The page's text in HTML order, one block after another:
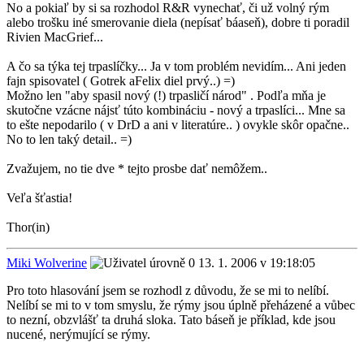
No a pokiaľ by si sa rozhodol R&R vynechať, či už volný rým
alebo trošku iné smerovanie diela (nepísať báaseň), dobre ti poradil
Rivien MacGrief...
A čo sa týka tej trpaslíčky... Ja v tom problém nevidím... Ani jeden
fajn spisovatel ( Gotrek aFelix diel prvý..) =)
Možno len "aby spasil nový (!) trpasličí národ" . Podľa mňa je
skutočne vzácne nájsť túto kombináciu - nový a trpaslíci... Mne sa
to ešte nepodarilo ( v DrD a ani v literatúre.. ) ovykle skôr opačne..
No to len taký detail.. =)
Zvažujem, no tie dve * tejto prosbe dať nemôžem..
Veľa šťastia!
Thor(in)
Miki Wolverine
13. 1. 2006 v 19:18:05
Pro toto hlasování jsem se rozhodl z důvodu, že se mi to nelíbí.
Nelíbí se mi to v tom smyslu, že rýmy jsou úplně přeházené a vůbec
to nezní, obzvlášť ta druhá sloka. Tato báseň je příklad, kde jsou
nucené, nerýmující se rýmy.